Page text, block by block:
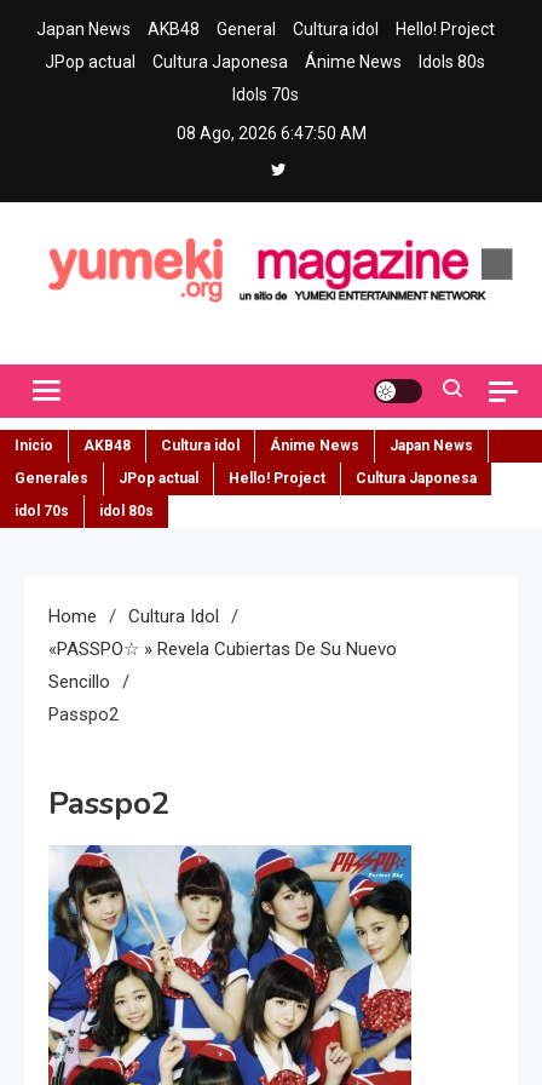
Japan News AKB48 General Cultura idol
Hello! Project
JPop actual
Cultura Japonesa Ánime News
Idols 80s
Idols 70s
08 Ago, 2026 6:47:51 AM
Inicio AKB48 Cultura idol Ánime News
Japan News
Generales
JPop actual Hello! Project
Cultura Japonesa
idol 70s
idol 80s
Home
Cultura Idol
«PASSPO☆ » Revela Cubiertas De Su Nuevo
Sencillo
Passpo2
Passpo2